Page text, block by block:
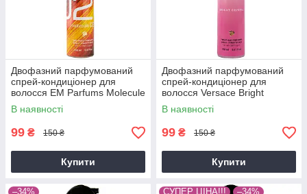
Двофазний парфумований
спрей-кондиціонер для
волосся EM Parfums Molecule
02 Brand Collection 150 мл
В наявності
99 ₴ 150 ₴
Купити
Двофазний парфумований
спрей-кондиціонер для
волосся Versace Bright
Crystal Brand Collection 150
мл
В наявності
99 ₴ 150 ₴
Купити
–34% СУПЕР ЦІНА!!! –34%